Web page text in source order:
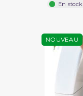
En stock
NOUVEAU